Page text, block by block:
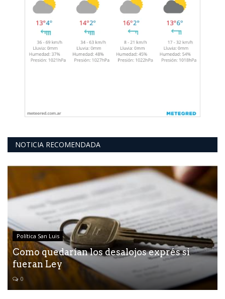
NOTICIA RECOMENDADA
Política San Luis
Como quedarían los desalojos exprés si
fueran Ley
0